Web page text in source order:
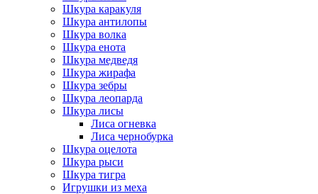
Шкура каракуля
Шкура антилопы
Шкура волка
Шкура енота
Шкура медведя
Шкура жирафа
Шкура зебры
Шкура леопарда
Шкура лисы
Лиса огневка
Лиса чернобурка
Шкура оцелота
Шкура рыси
Шкура тигра
Игрушки из меха